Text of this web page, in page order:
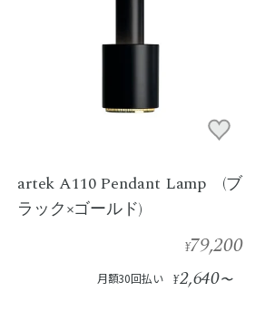
artek A110 Pendant Lamp (ブ
ラック×ゴールド)
¥79,200
月額30回払い ¥2,640〜